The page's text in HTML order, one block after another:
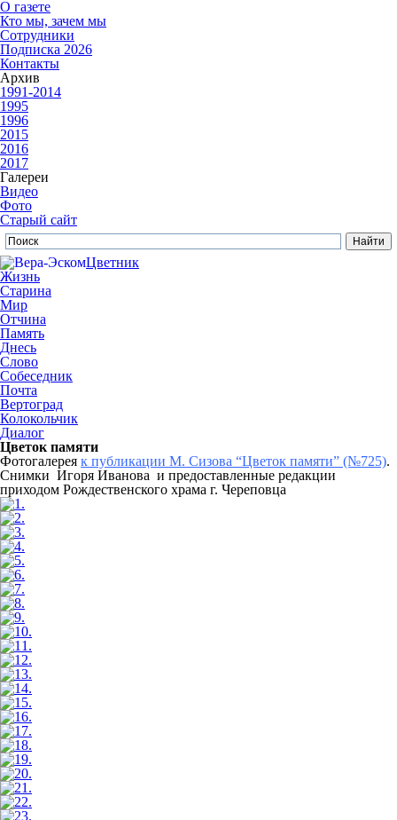
О газете
Кто мы, зачем мы
Сотрудники
Подписка 2026
Контакты
Архив
1991-2014
1995
1996
2015
2016
2017
Галереи
Видео
Фото
Старый сайт
Цветник
Жизнь
Старина
Мир
Отчина
Память
Днесь
Слово
Собеседник
Почта
Вертоград
Колокольчик
Диалог
Цветок памяти
Фотогалерея к публикации М. Сизова “Цветок памяти” (№725).
Снимки Игоря Иванова и предоставленные редакции
приходом Рождественского храма г. Череповца